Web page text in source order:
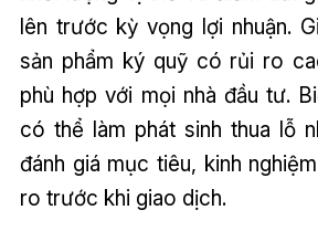
lên trước kỳ vọng lợi nhuận.
sản phẩm ký quỹ có rủi ro
phù hợp với mọi nhà đầu tư.
có thể làm phát sinh thua lỗ
đánh giá mục tiêu, kinh
ro trước khi giao dịch.